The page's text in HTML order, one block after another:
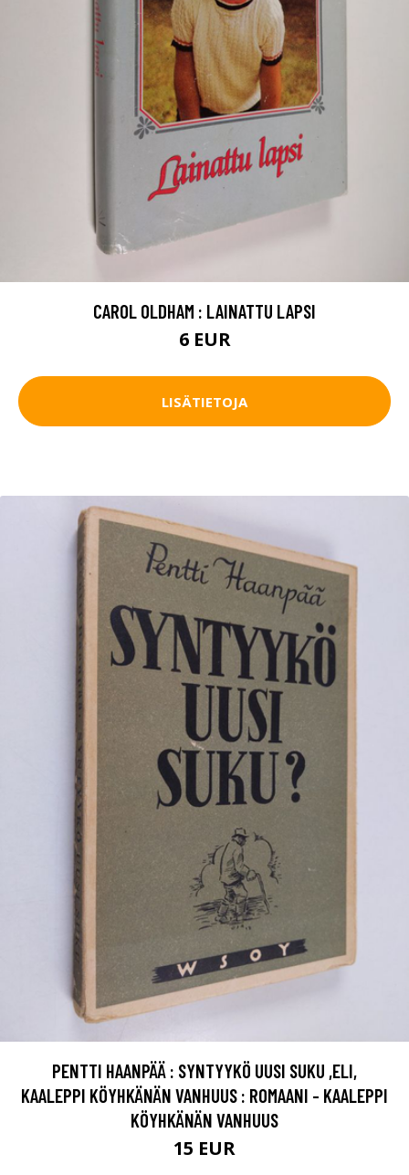
CAROL OLDHAM : LAINATTU LAPSI
6 EUR
LISÄTIETOJA
PENTTI HAANPÄÄ : SYNTYYKÖ UUSI SUKU ,ELI,
KAALEPPI KÖYHKÄNÄN VANHUUS : ROMAANI - KAALEPPI
KÖYHKÄNÄN VANHUUS
15 EUR